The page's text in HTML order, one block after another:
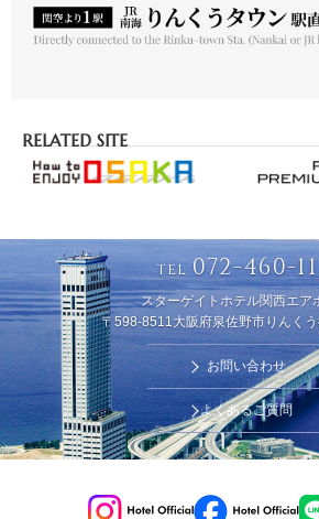
RELATED SITE
TEL072-460-
スターゲイトホテル関西エア
〒598-8511大阪府泉佐野市りんく
お問い合わせ
よくあるご質問